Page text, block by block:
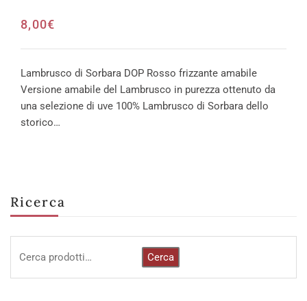
Ricerca
Cerca
8,00€
Lambrusco di Sorbara DOP Rosso frizzante amabile
Versione amabile del Lambrusco in purezza ottenuto da
una selezione di uve 100% Lambrusco di Sorbara dello
storico…